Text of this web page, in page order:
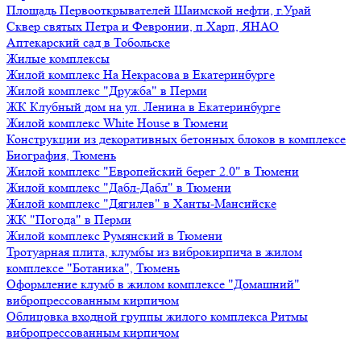
Площадь Первооткрывателей Шаимской нефти, г.Урай
Сквер святых Петра и Февронии, п.Харп, ЯНАО
Аптекарский сад в Тобольске
Жилые комплексы
Жилой комплекс На Некрасова в Екатеринбурге
Жилой комплекс "Дружба" в Перми
ЖК Клубный дом на ул. Ленина в Екатеринбурге
Жилой комплекс White House в Тюмени
Конструкции из декоративных бетонных блоков в комплексе
Биография, Тюмень
Жилой комплекс "Европейский берег 2.0" в Тюмени
Жилой комплекс "Дабл-Дабл" в Тюмени
Жилой комплекс "Дягилев" в Ханты-Мансийске
ЖК "Погода" в Перми
Жилой комплекс Румянский в Тюмени
Тротуарная плита, клумбы из виброкирпича в жилом
комплексе "Ботаника", Тюмень
Оформление клумб в жилом комплексе "Домашний"
вибропрессованным кирпичом
Облицовка входной группы жилого комплекса Ритмы
вибропрессованным кирпичом